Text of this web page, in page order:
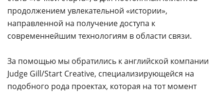
продолжением увлекательной «истории»,
направленной на получение доступа к
современнейшим технологиям в области связи.
За помощью мы обратились к английской компании
Judge Gill/Start Creative, специализирующейся на
подобного рода проектах, которая на тот момент